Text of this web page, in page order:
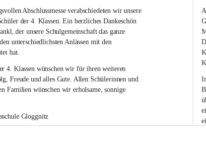
Abschlussmesse verabschiedeten wir unsere
der 4. Klassen. Ein herzliches Dankeschön
der unsere Schulgemeinschaft das ganze
unterschiedlichsten Anlässen mit den
hat.
4. Klassen wünschen wir für ihren weiteren
Freude und alles Gute. Allen Schülerinnen und
Familien wünschen wir erholsame, sonnige
Gloggnitz
k
s
s
c
h
u
l
e
l
o
g
g
n